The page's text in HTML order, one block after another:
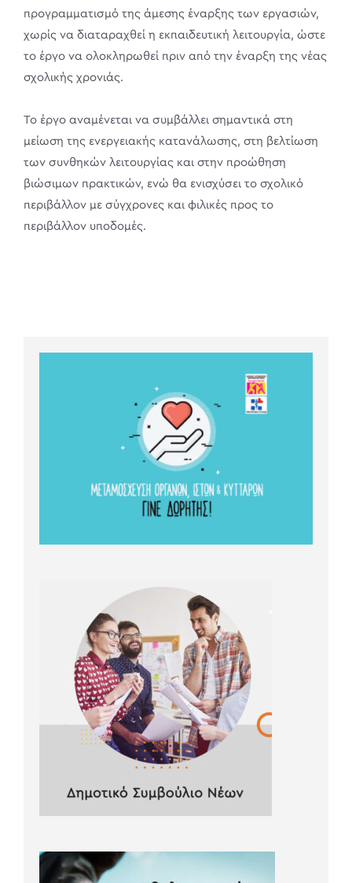
προγραμματισμό της άμεσης έναρξης των εργασιών,
χωρίς να διαταραχθεί η εκπαιδευτική λειτουργία, ώστε
το έργο να ολοκληρωθεί πριν από την έναρξη της νέας
σχολικής χρονιάς.
Το έργο αναμένεται να συμβάλλει σημαντικά στη
μείωση της ενεργειακής κατανάλωσης, στη βελτίωση
των συνθηκών λειτουργίας και στην προώθηση
βιώσιμων πρακτικών, ενώ θα ενισχύσει το σχολικό
περιβάλλον με σύγχρονες και φιλικές προς το
περιβάλλον υποδομές.